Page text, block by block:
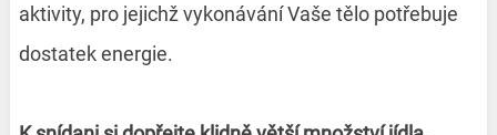
aktivity, pro jejichž vykonávání Vaše tělo potřebuje
dostatek energie.